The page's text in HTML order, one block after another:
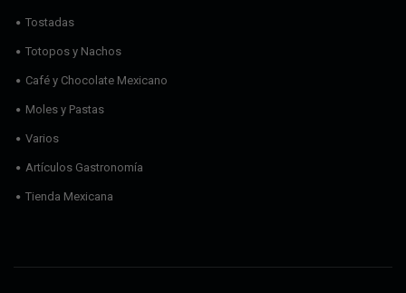
Tostadas
Totopos y Nachos
Café y Chocolate Mexicano
Moles y Pastas
Varios
Artículos Gastronomía
Tienda Mexicana